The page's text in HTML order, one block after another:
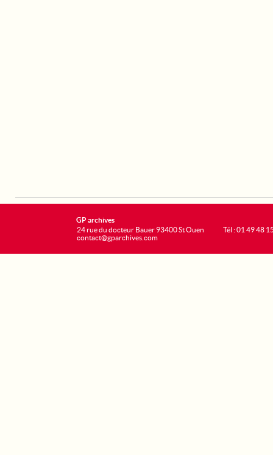
GP archives
24 rue du docteur Bauer 93400 St Ouen
contact@gparchives.com
Tél : 01 49 48